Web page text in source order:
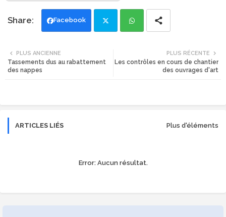
Facebook
tte ats
PLUS RÉCENTE
Les contrôles en cours de chantier
des ouvrages d'art
PLUS ANCIENNE
Tassements dus au rabattement
des nappes
ARTICLES LIÉS Plus d'éléments
Error:Aucun résultat.